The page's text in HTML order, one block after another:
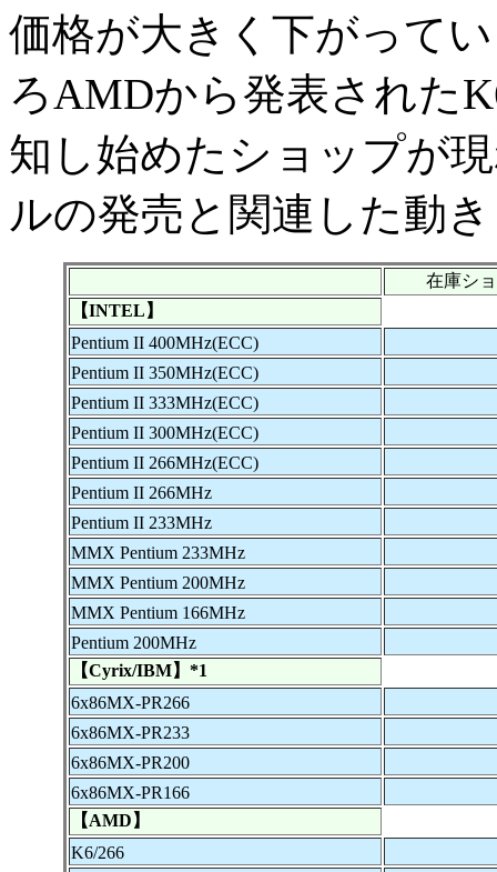
価格が大きく下がって
ろAMDから発表された
知し始めたショップが
ルの発売と関連した動
在庫シ
【INTEL】
Pentium II 400MHz(ECC)
Pentium II 350MHz(ECC)
Pentium II 333MHz(ECC)
Pentium II 300MHz(ECC)
Pentium II 266MHz(ECC)
Pentium II 266MHz
Pentium II 233MHz
MMX Pentium 233MHz
MMX Pentium 200MHz
MMX Pentium 166MHz
Pentium 200MHz
【Cyrix/IBM】*1
6x86MX-PR266
6x86MX-PR233
6x86MX-PR200
6x86MX-PR166
【AMD】
K6/266